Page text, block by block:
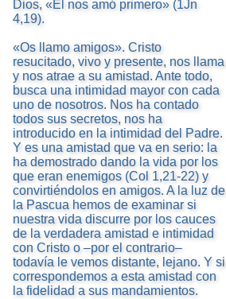
Dios, «Él nos amó primero» (1Jn
4,19).
«Os llamo amigos». Cristo
resucitado, vivo y presente, nos llama
y nos atrae a su amistad. Ante todo,
busca una intimidad mayor con cada
uno de nosotros. Nos ha contado
todos sus secretos, nos ha
introducido en la intimidad del Padre.
Y es una amistad que va en serio: la
ha demostrado dando la vida por los
que eran enemigos (Col 1,21-22) y
convirtiéndolos en amigos. A la luz de
la Pascua hemos de examinar si
nuestra vida discurre por los cauces
de la verdadera amistad e intimidad
con Cristo o –por el contrario–
todavía le vemos distante, lejano. Y si
correspondemos a esta amistad con
la fidelidad a sus mandamientos.